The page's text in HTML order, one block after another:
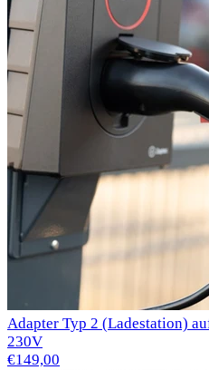
Adapter Typ 2 (Ladestation)
230V
€149,00